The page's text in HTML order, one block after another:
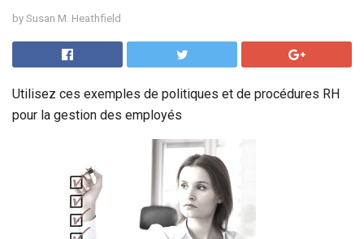
by Susan M. Heathfield
Utilisez ces exemples de politiques et de procédures RH
pour la gestion des employés